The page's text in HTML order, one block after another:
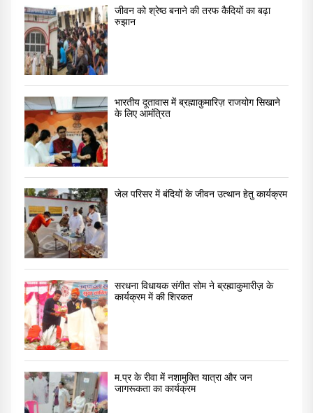
जीवन को श्रेष्ठ बनाने की तरफ कैदियों का बढ़ा
रुझान
भारतीय दूतावास में ब्रह्माकुमारिज़ राजयोग सिखाने
के लिए आमंत्रित
जेल परिसर में बंदियों के जीवन उत्थान हेतु कार्यक्रम
सरधना विधायक संगीत सोम ने ब्रह्माकुमारीज़ के
कार्यक्रम में की शिरकत
म.प्र के रीवा में नशामुक्ति यात्रा और जन
जागरूकता का कार्यक्रम